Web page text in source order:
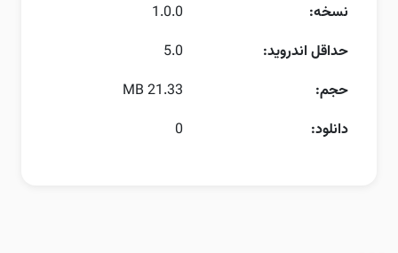
نسخه:
1.0.0
حداقل اندروید:
5.0
حجم:
21.33 MB
دانلود:
0